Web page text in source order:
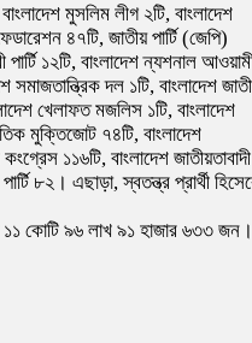
মুসলিম লীগ ২টি, বাংলাদেশ
৪৭টি, জাতীয় পার্টি (জেপি)
পার্টি ১২টি, বাংলাদেশ ন্যশনাল
সমাজতান্ত্রিক দল ১টি, বাংলাদেশ
খেলাফত মজলিস ১টি, বাংলাদেশ
মুক্তিজোট ৭৪টি, বাংলাদেশ
১১৬টি, বাংলাদেশ জাতীয়তাবাদী
৮২। এছাড়া, স্বতন্ত্র প্রার্থী
১১ কোটি ৯৬ লাখ ৯১ হাজার ৬৩৩ জন।